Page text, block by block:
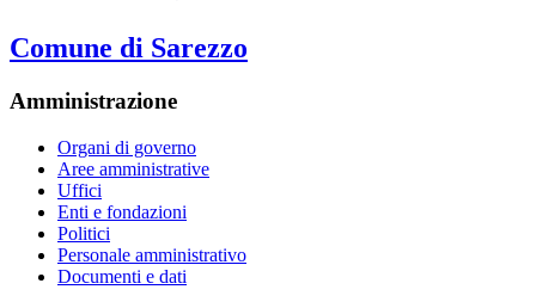
Comune di Sarezzo
Amministrazione
Organi di governo
Aree amministrative
Uffici
Enti e fondazioni
Politici
Personale amministrativo
Documenti e dati